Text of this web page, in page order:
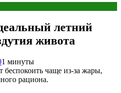
летний
живота
1 минуты
чаще из-за жары,
рациона.